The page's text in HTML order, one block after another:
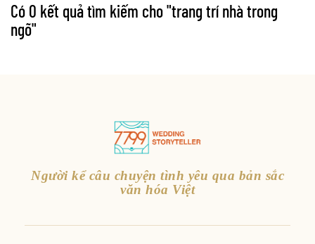
Có 0 kết quả tìm kiếm cho "trang trí nhà trong
ngõ"
Người kể câu chuyện tình yêu qua bản sắc
văn hóa Việt